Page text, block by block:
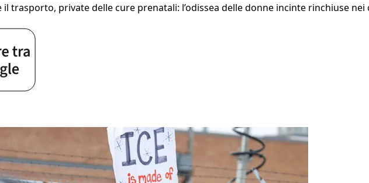
trasporto, private delle cure prenatali: l’odissea delle donne incinte rinchiuse nei